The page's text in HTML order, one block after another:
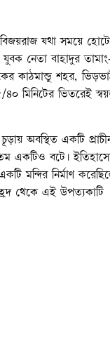
বিজয়রাজ যথা সময়ে
নেতা বাহাদুর
কাঠমান্ডু শহর,
মিনিটের ভিতরেই
অবস্থিত একটি
একটিও বটে।
মন্দির নির্মাণ
থেকে এই উপত্যকাটি